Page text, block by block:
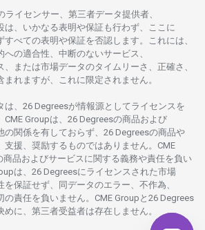
ライセンサー、 第三者データ提供者、
は、いかなる表明や保証も行わず、
ここに
すべての表明や保証を否認し ます。
これには、
への適合性、 中断のないサービス、
または市場データのタイムリーさ、正確さ、
まれますが、これに限定さ れません。
は、26 Degreesが情報源としてライセンスを
CME Groupは、26 Degreesの商品および
の関係を有しておらず、26 Degreesの商品や
援、 奨励するものではありません。 CME
商品およびサービスに関する義務や責任を負い
は、26 Degreesに ライセンスさ れた市場
を保証せず、 同データのエラー、不作為、
の責任を負いません。 CME Groupと26 Degrees
めに、 第三者受益者は存在し ません。